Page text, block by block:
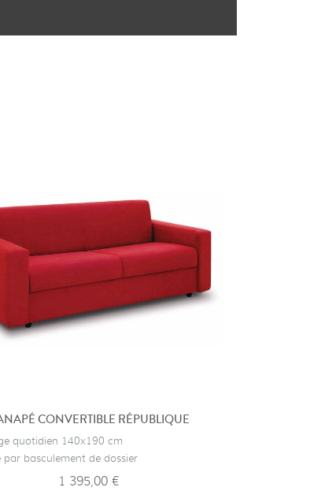
CONVERTIBLE RÉPUBLIQUE
quotidien 140x190 cm
par basculement de dossier
1 395,00 €